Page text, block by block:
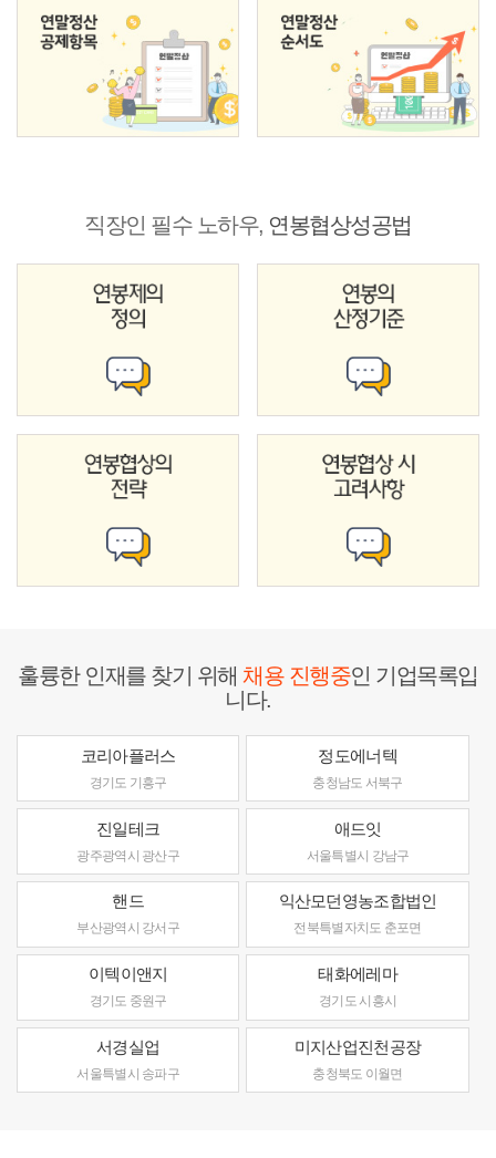
직장인 필수 노하우, 연봉협상성공법
훌륭한 인재를 찾기 위해채용 진행중인 기업목록입
니다.
코리아플러스
경기도 기흥구
정도에너텍
충청남도 서북구
진일테크
광주광역시 광산구
애드잇
서울특별시 강남구
핸드
부산광역시 강서구
익산모던영농조합법인
전북특별자치도 춘포면
이텍이앤지
경기도 중원구
태화에레마
경기도 시흥시
서경실업
서울특별시 송파구
미지산업진천공장
충청북도 이월면